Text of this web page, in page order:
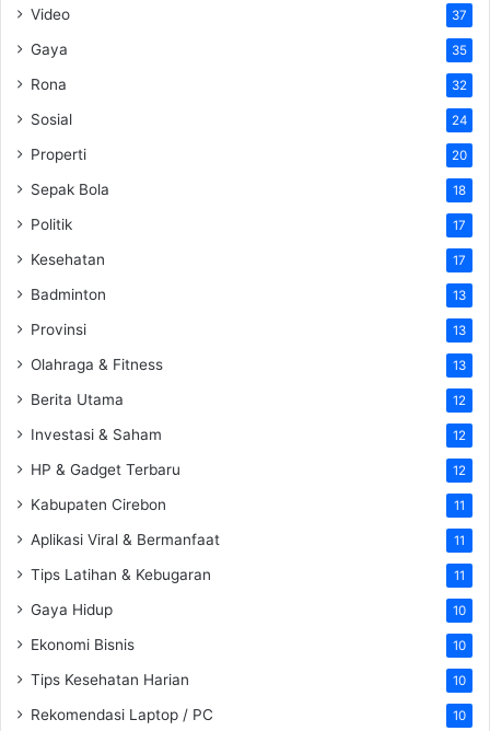
Video 37
Gaya 35
Rona 32
Sosial 24
Properti 20
Sepak Bola 18
Politik 17
Kesehatan 17
Badminton 13
Provinsi 13
Olahraga & Fitness 13
Berita Utama 12
Investasi & Saham 12
HP & Gadget Terbaru 12
Kabupaten Cirebon 11
Aplikasi Viral & Bermanfaat 11
Tips Latihan & Kebugaran 11
Gaya Hidup 10
Ekonomi Bisnis 10
Tips Kesehatan Harian 10
Rekomendasi Laptop / PC 10